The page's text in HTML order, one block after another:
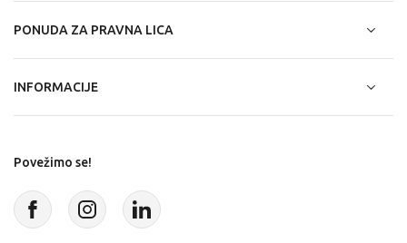
PONUDA ZA PRAVNA LICA
INFORMACIJE
Povežimo se!